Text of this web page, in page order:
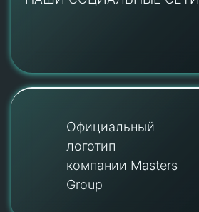
Официальный
логотип
компании Masters
Group